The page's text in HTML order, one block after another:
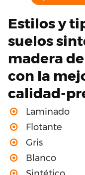
Estilos y
suelos
madera
con la
calidad-
Laminado
Flotante
Gris
Blanco